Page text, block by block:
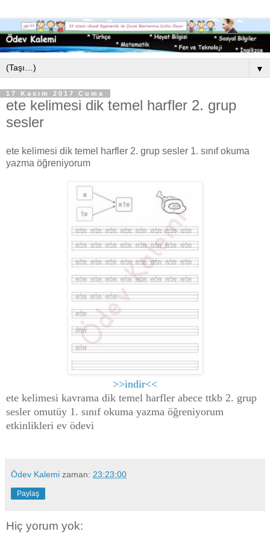
▼
17 Kasım 2017 Cuma
ete kelimesi dik temel harfler 2. grup
sesler
ete kelimesi dik temel harfler 2. grup sesler 1. sınıf okuma
yazma öğreniyorum
>>indir<<
ete kelimesi kavrama dik temel harfler abece ttkb 2. grup
sesler omutüy 1. sınıf okuma yazma öğreniyorum
etkinlikleri ev ödevi
Ödev Kalemi zaman: 23:23:00
Paylaş
Hiç yorum yok: